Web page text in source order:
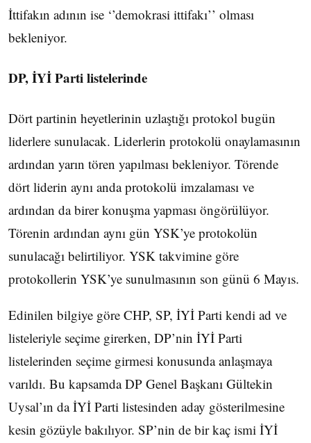
İttifakın adının ise ‘’demokrasi ittifakı’’ olması
bekleniyor.
DP, İYİ Parti listelerinde
Dört partinin heyetlerinin uzlaştığı protokol bugün
liderlere sunulacak. Liderlerin protokolü onaylamasının
ardından yarın tören yapılması bekleniyor. Törende
dört liderin aynı anda protokolü imzalaması ve
ardından da birer konuşma yapması öngörülüyor.
Törenin ardından aynı gün YSK’ye protokolün
sunulacağı belirtiliyor. YSK takvimine göre
protokollerin YSK’ye sunulmasının son günü 6 Mayıs.
Edinilen bilgiye göre CHP, SP, İYİ Parti kendi ad ve
listeleriyle seçime girerken, DP’nin İYİ Parti
listelerinden seçime girmesi konusunda anlaşmaya
varıldı. Bu kapsamda DP Genel Başkanı Gültekin
Uysal’ın da İYİ Parti listesinden aday gösterilmesine
kesin gözüyle bakılıyor. SP’nin de bir kaç ismi İYİ